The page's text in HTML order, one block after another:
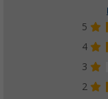
5
4
3
2